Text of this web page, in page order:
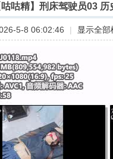
咕咕精】刑床驾驶员03
5-8 06:02:46 显示全部